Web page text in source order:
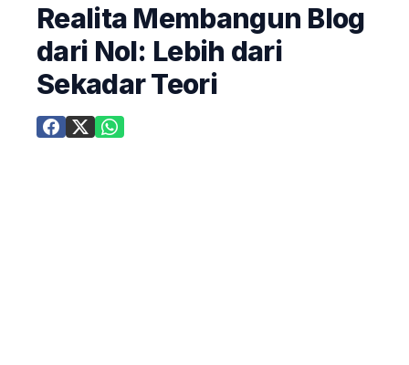
Realita Membangun Blog
dari Nol: Lebih dari
Sekadar Teori